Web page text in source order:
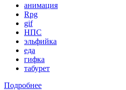
анимация
Rpg
gif
НПС
эльфийка
еда
гифка
табурет
Подробнее